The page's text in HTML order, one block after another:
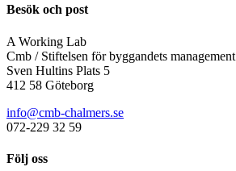
Besök och post
A Working Lab
Cmb / Stiftelsen för byggandets management
Sven Hultins Plats 5
412 58 Göteborg
info@cmb-chalmers.se
072-229 32 59
Följ oss